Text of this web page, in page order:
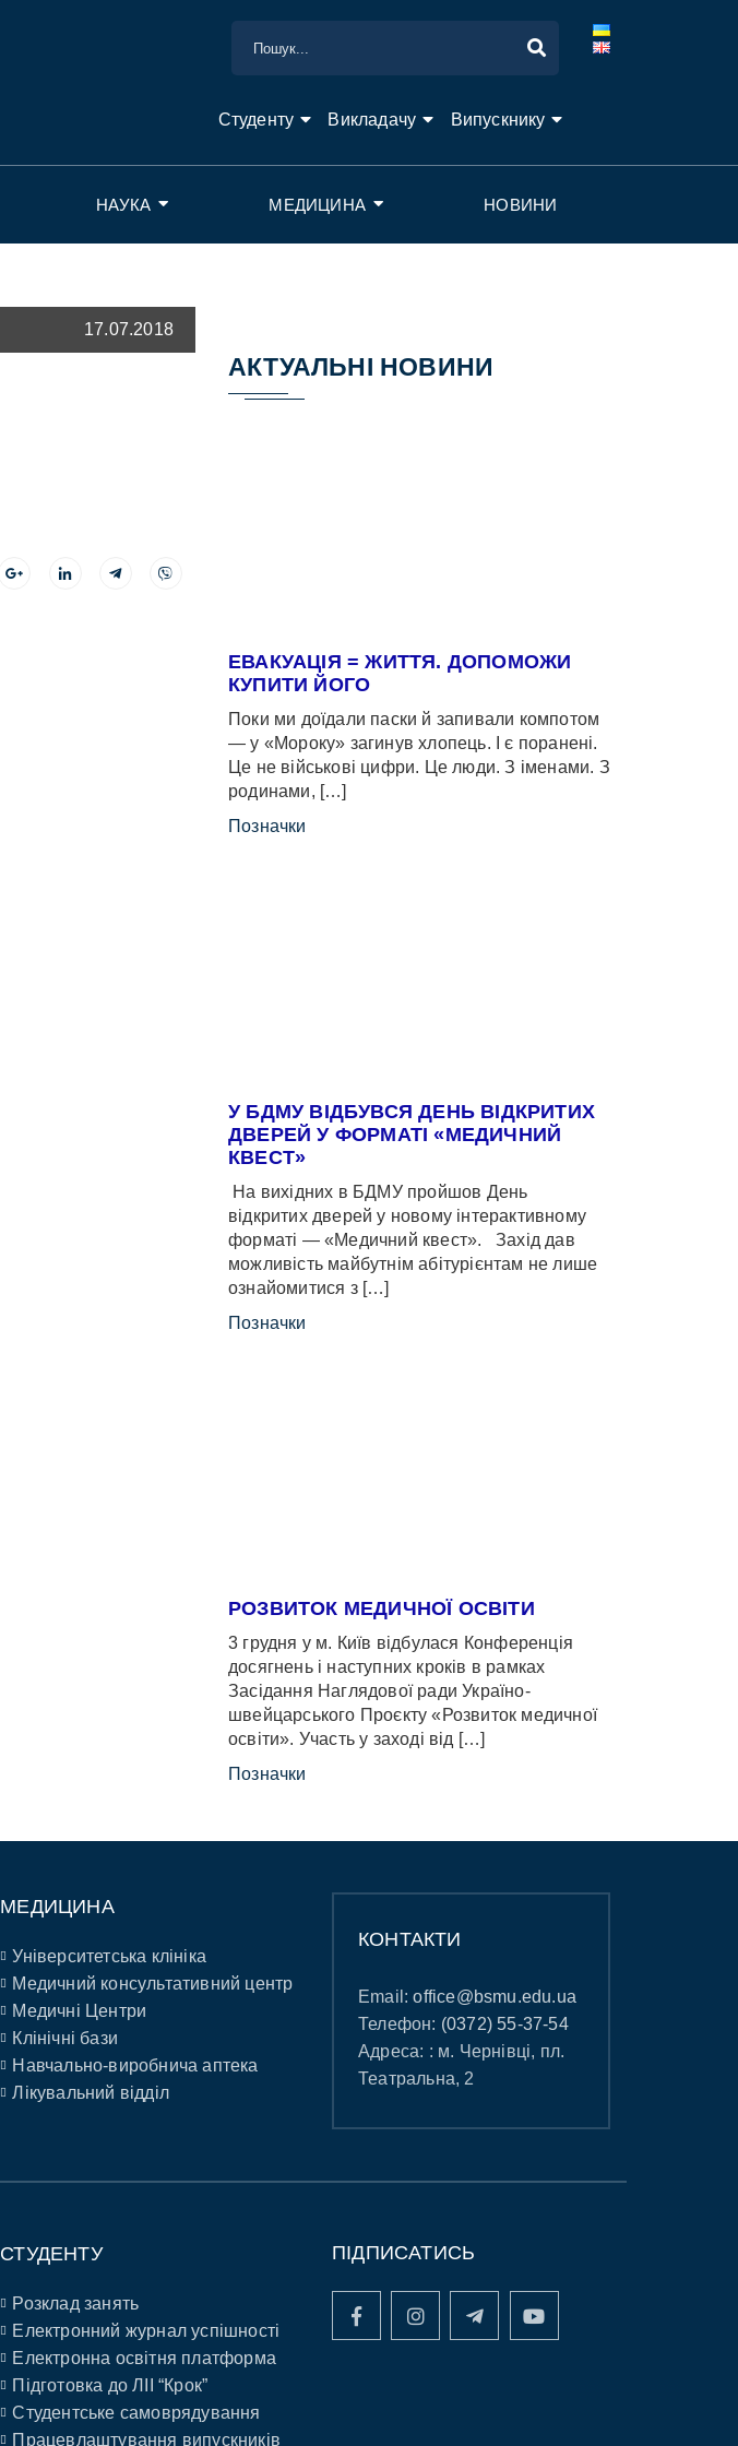
Студенту Викладачу Випускнику
НАУКА МЕДИЦИНА НОВИНИ
17.07.2018
АКТУАЛЬНІ НОВИНИ
ЕВАКУАЦІЯ = ЖИТТЯ. ДОПОМОЖИ
КУПИТИ ЙОГО
Поки ми доїдали паски й запивали компотом
— у «Мороку» загинув хлопець. І є поранені.
Це не військові цифри. Це люди. З іменами. З
родинами, […]
Позначки
У БДМУ ВІДБУВСЯ ДЕНЬ ВІДКРИТИХ
ДВЕРЕЙ У ФОРМАТІ «МЕДИЧНИЙ
КВЕСТ»
На вихідних в БДМУ пройшов День
відкритих дверей у новому інтерактивному
форматі — «Медичний квест». Захід дав
можливість майбутнім абітурієнтам не лише
ознайомитися з […]
Позначки
РОЗВИТОК МЕДИЧНОЇ ОСВІТИ
3 грудня у м. Київ відбулася Конференція
досягнень і наступних кроків в рамках
Засідання Наглядової ради Україно-
швейцарського Проєкту «Розвиток медичної
освіти». Участь у заході від […]
Позначки
МЕДИЦИНА
Університетська клініка
Медичний консультативний центр
Медичні Центри
Клінічні бази
Навчально-виробнича аптека
Лікувальний відділ
КОНТАКТИ
Email:office@bsmu.edu.ua
Телефон: (0372) 55-37-54
Адреса: : м. Чернівці, пл.
Театральна, 2
СТУДЕНТУ
Розклад занять
Електронний журнал успішності
Електронна освітня платформа
Підготовка до ЛІІ “Крок”
Студентське самоврядування
Працевлаштування випускників
ПІДПИСАТИСЬ